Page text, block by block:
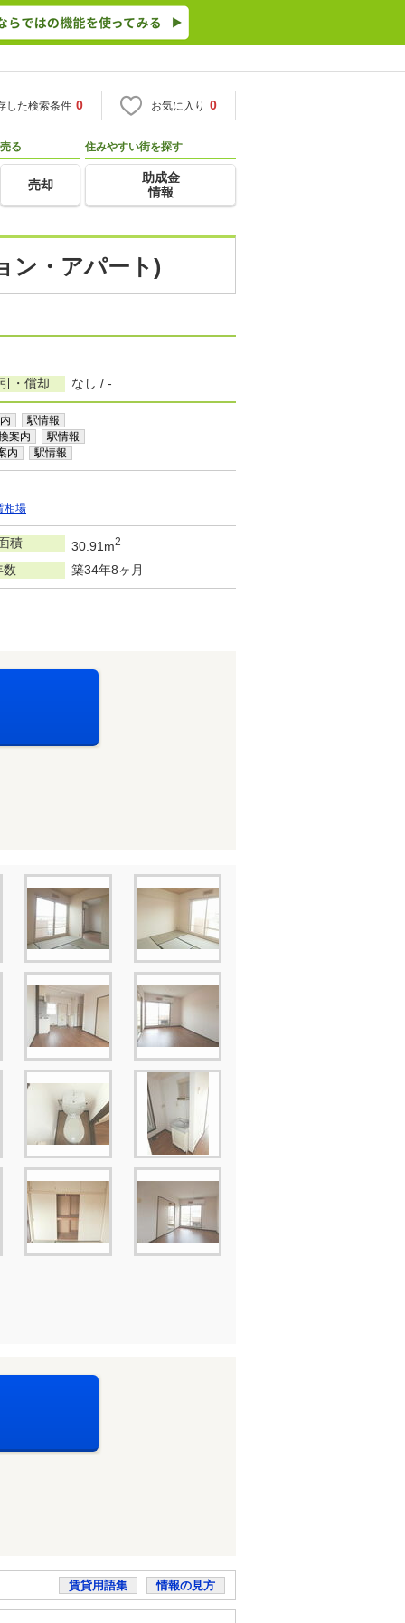
した検索条件 0 お気に入り 0
売る
売却
住みやすい街を探す
助成金
情報
ン・アパート)
・償却 なし / -
駅情報
案内 駅情報
内 駅情報
相場
積 30.91m2
数 築34年8ヶ月
賃貸用語集 情報の見方